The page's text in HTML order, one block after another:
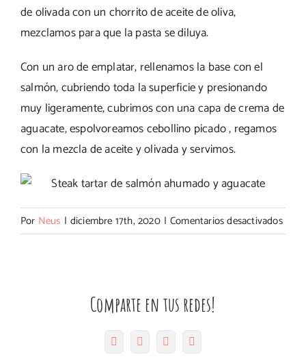
de olivada con un chorrito de aceite de oliva,
mezclamos para que la pasta se diluya.
Con un aro de emplatar, rellenamos la base con el
salmón, cubriendo toda la superficie y presionando
muy ligeramente, cubrimos con una capa de crema de
aguacate, espolvoreamos cebollino picado , regamos
con la mezcla de aceite y olivada y servimos.
Por Neus | diciembre 17th, 2020 | Comentarios desactivadosen
Comparte en tus redes!
FacebookTwitter Pinterest
electrónico